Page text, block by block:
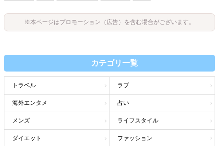
※本ページはプロモーション（広告）を含む場合がございます。
カテゴリ一覧
トラベル ラブ
海外エンタメ 占い
メンズ ライフスタイル
ダイエット ファッション